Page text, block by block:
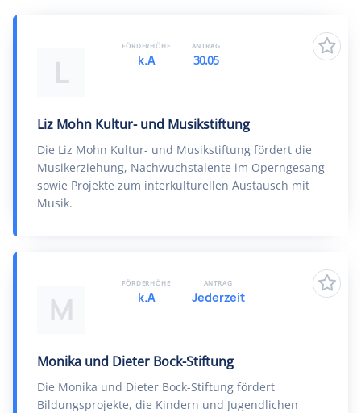
L
Liz Mohn Kultur- und Musikstiftung
Die Liz Mohn Kultur- und Musikstiftung fördert die
Musikerziehung, Nachwuchstalente im Operngesang
sowie Projekte zum interkulturellen Austausch mit
Musik.
FÖRDERHÖHE
k.A
ANTRAG
30.05
M
Monika und Dieter Bock-Stiftung
Die Monika und Dieter Bock-Stiftung fördert
Bildungsprojekte, die Kindern und Jugendlichen
FÖRDERHÖHE
k.A
ANTRAG
Jederzeit